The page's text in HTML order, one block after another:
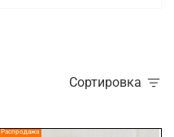
Сортировка
Распродажа